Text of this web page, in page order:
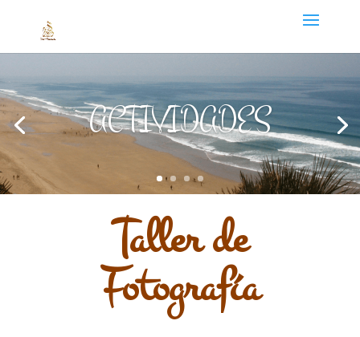
ACTIVIDADES
Taller de
Fotografía